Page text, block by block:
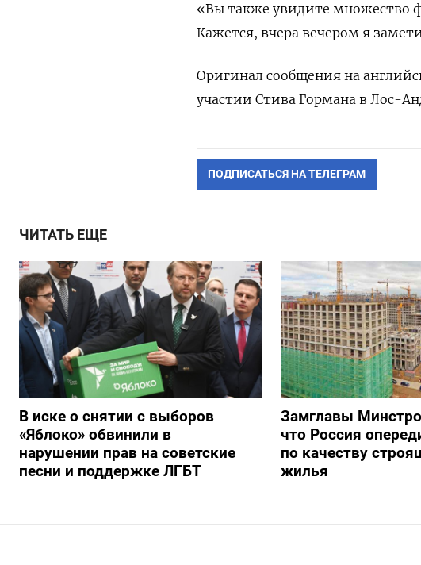
«Вы также увидите множество
Кажется, вчера вечером я
Оригинал сообщения на
участии Стива Гормана в Лос-
ПОДПИСАТЬСЯ НА ТЕЛЕГРАМ
ЧИТАТЬ ЕЩЕ
В иске о снятии с выборов
«Яблоко» обвинили в
нарушении прав на советские
песни и поддержке ЛГБТ
Замглавы
что Россия
по качеству
жилья